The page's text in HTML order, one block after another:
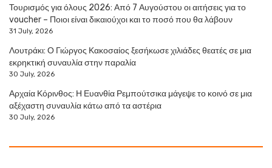
Τουρισμός για όλους 2026: Από 7 Αυγούστου οι αιτήσεις για το
voucher – Ποιοι είναι δικαιούχοι και το ποσό που θα λάβουν
31 July, 2026
Λουτράκι: Ο Γιώργος Κακοσαίος ξεσήκωσε χιλιάδες θεατές σε μια
εκρηκτική συναυλία στην παραλία
30 July, 2026
Αρχαία Κόρινθος: Η Ευανθία Ρεμπούτσικα μάγεψε το κοινό σε μια
αξέχαστη συναυλία κάτω από τα αστέρια
30 July, 2026